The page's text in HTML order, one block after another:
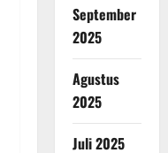
September
2025
Agustus
2025
Juli 2025